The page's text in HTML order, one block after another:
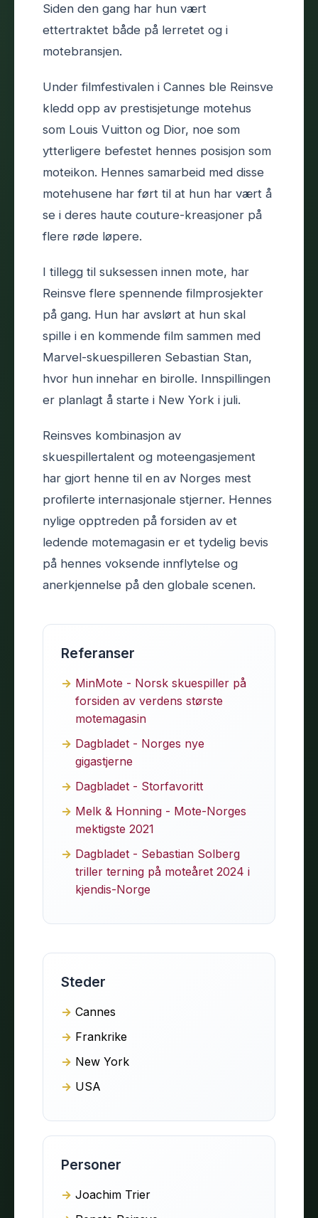
Siden den gang har hun vært
ettertraktet både på lerretet og i
motebransjen.
Under filmfestivalen i Cannes ble Reinsve
kledd opp av prestisjetunge motehus
som Louis Vuitton og Dior, noe som
ytterligere befestet hennes posisjon som
moteikon. Hennes samarbeid med disse
motehusene har ført til at hun har vært å
se i deres haute couture-kreasjoner på
flere røde løpere.
I tillegg til suksessen innen mote, har
Reinsve flere spennende filmprosjekter
på gang. Hun har avslørt at hun skal
spille i en kommende film sammen med
Marvel-skuespilleren Sebastian Stan,
hvor hun innehar en birolle. Innspillingen
er planlagt å starte i New York i juli.
Reinsves kombinasjon av
skuespillertalent og moteengasjement
har gjort henne til en av Norges mest
profilerte internasjonale stjerner. Hennes
nylige opptreden på forsiden av et
ledende motemagasin er et tydelig bevis
på hennes voksende innflytelse og
anerkjennelse på den globale scenen.
Referanser
MinMote - Norsk skuespiller på
forsiden av verdens største
motemagasin
Dagbladet - Norges nye
gigastjerne
Dagbladet - Storfavoritt
Melk & Honning - Mote-Norges
mektigste 2021
Dagbladet - Sebastian Solberg
triller terning på moteåret 2024 i
kjendis-Norge
Steder
Cannes
Frankrike
New York
USA
Personer
Joachim Trier